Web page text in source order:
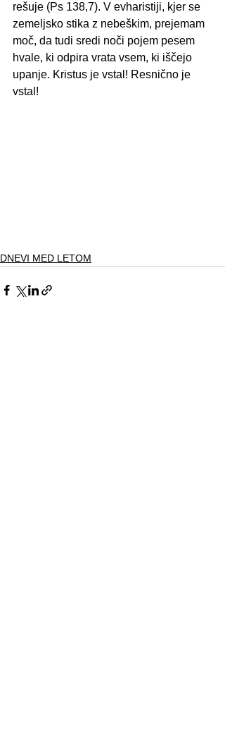
rešuje (Ps 138,7). V evharistiji, kjer se
zemeljsko stika z nebeškim, prejemam
moč, da tudi sredi noči pojem pesem
hvale, ki odpira vrata vsem, ki iščejo
upanje. Kristus je vstal! Resnično je
vstal!
DNEVI MED LETOM